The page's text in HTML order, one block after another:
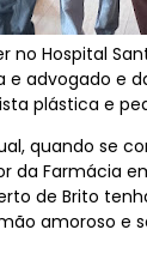
no Hospital
advogado e
plástica e
quando se
da Farmácia
de Brito
amoroso e